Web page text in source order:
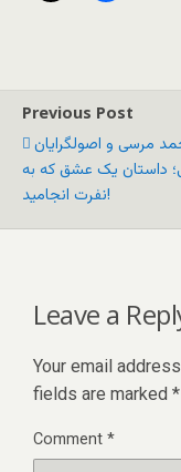
Previous Post
مرسی و اصولگرایان
داستان یک عشق که به
نفرت انجامید!
Leave a
Your email
fields are marked *
Comment*